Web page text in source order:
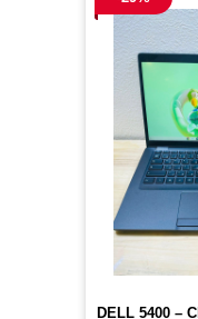
DELL 5400 –